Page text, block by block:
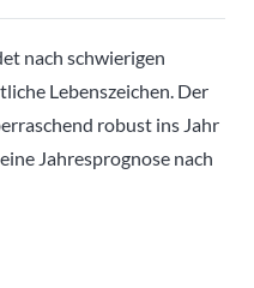
nach schwierigen
Lebenszeichen. Der
robust ins Jahr
Jahresprognose nach